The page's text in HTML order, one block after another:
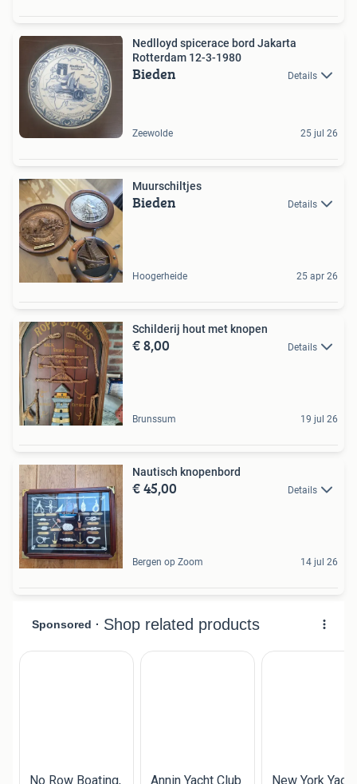
Nedlloyd spicerace bord Jakarta
Rotterdam 12-3-1980
Bieden Details
Zeewolde 25 jul 26
Muurschiltjes
Bieden Details
Hoogerheide 25 apr 26
Schilderij hout met knopen
€ 8,00 Details
Brunssum 19 jul 26
Nautisch knopenbord
€ 45,00 Details
Bergen op Zoom 14 jul 26